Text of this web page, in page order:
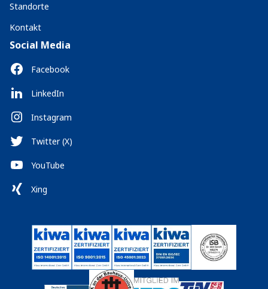
Standorte
Kontakt
Social Media
Facebook
LinkedIn
Instagram
Twitter (X)
YouTube
Xing